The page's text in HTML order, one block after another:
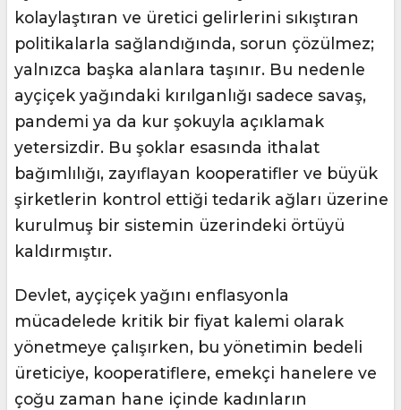
kolaylaştıran ve üretici gelirlerini sıkıştıran
politikalarla sağlandığında, sorun çözülmez;
yalnızca başka alanlara taşınır. Bu nedenle
ayçiçek yağındaki kırılganlığı sadece savaş,
pandemi ya da kur şokuyla açıklamak
yetersizdir. Bu şoklar esasında ithalat
bağımlılığı, zayıflayan kooperatifler ve büyük
şirketlerin kontrol ettiği tedarik ağları üzerine
kurulmuş bir sistemin üzerindeki örtüyü
kaldırmıştır.
Devlet, ayçiçek yağını enflasyonla
mücadelede kritik bir fiyat kalemi olarak
yönetmeye çalışırken, bu yönetimin bedeli
üreticiye, kooperatiflere, emekçi hanelere ve
çoğu zaman hane içinde kadınların